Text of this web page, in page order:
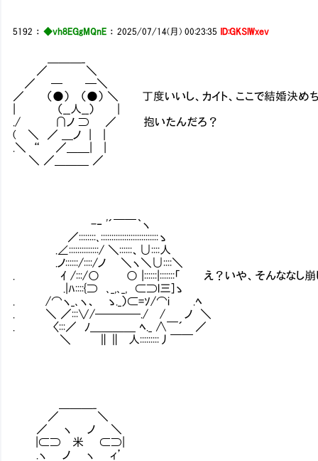
5192 ：◆vh8EGgMQnE ：2025/07/14(月) 00:23:35 ID:GKSlWxev
／ ＼
／ ─ ─＼
／ （●） （●） ＼ 丁度いいし、カイト、ここで結婚決めち
| （__人__） |
./ ∩ノ ⊃ ／ 抱いたんだろ？
( ＼ ／ ＿ノ | |
.＼ “ ／＿＿| |
＼ ／＿＿＿ ／
-‐ '´￣￣｀ヽ
／::::::::､:::::::::::::::::::::::::::ゝ
.∠::::::::::::::/ ＼::::::、∪::::人
.ノ::::::/::::/ノ ＼ヽ＼∪::::＼
. ｲ /:::/○ ○ |::::::|:::::::「 え？いや、そんななし崩
.|ﾊ::::{⊃ ､_,､_, ⊂⊃l三]ゝ
. /⌒ヽ_､ヽ、 ゝ._）⊂=ｿ/⌒i .ﾍ
. ＼ ／:::∨/────./ / ノ ＼
. 〈:::／ ﾉ＿＿＿＿ ﾍ._ ∧￣´ ／
＼ ∥∥ 人:::::::::丿￣￣
／ ＼
／ ヽ ノ ＼
|⊂⊃ 米 ⊂⊃|
.ヽ ノ ヽ ィ’